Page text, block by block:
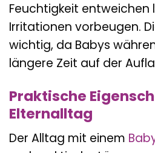
Feuchtigkeit entweichen
Irritationen vorbeugen.
wichtig, da Babys
längere Zeit auf der
Praktische
Elternalltag
Der Alltag mit einem